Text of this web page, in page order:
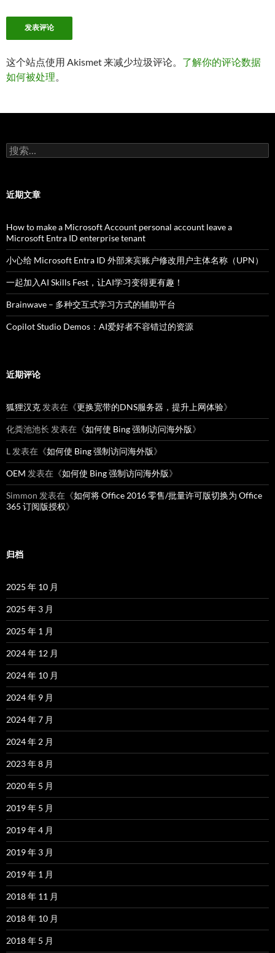
这个站点使用 Akismet 来减少垃圾评论。 了解你的评论数据
如何被处理。
搜
索：
近期文章
How to make a Microsoft Account personal account leave a
Microsoft Entra ID enterprise tenant
小心给 Microsoft Entra ID 外部来宾账户修改用户主体名称（UPN）
一起加入AI Skills Fest，让AI学习变得更有趣！
Brainwave – 多种交互式学习方式的辅助平台
Copilot Studio Demos：AI爱好者不容错过的资源
近期评论
狐狸汉克 发表在《更换宽带的DNS服务器，提升上网体验》
化粪池池长 发表在《如何使 Bing 强制访问海外版》
L 发表在《如何使 Bing 强制访问海外版》
OEM 发表在《如何使 Bing 强制访问海外版》
Simmon 发表在《如何将 Office 2016 零售/批量许可版切换为 Office
365 订阅版授权》
归档
2025 年 10 月
2025 年 3 月
2025 年 1 月
2024 年 12 月
2024 年 10 月
2024 年 9 月
2024 年 7 月
2024 年 2 月
2023 年 8 月
2020 年 5 月
2019 年 5 月
2019 年 4 月
2019 年 3 月
2019 年 1 月
2018 年 11 月
2018 年 10 月
2018 年 5 月